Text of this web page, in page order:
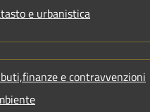
e urbanistica
e contravvenzioni